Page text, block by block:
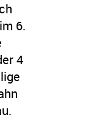
6.
4